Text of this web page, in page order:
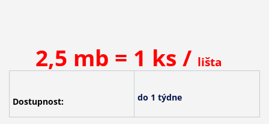
2,5 mb = 1 ks / lišta
Dostupnost: do 1 týdne